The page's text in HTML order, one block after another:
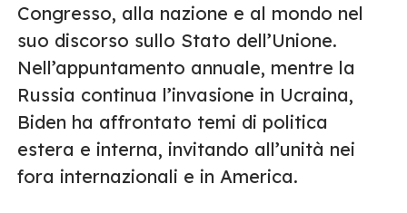
Congresso, alla nazione e al mondo nel
suo discorso sullo Stato dell’Unione.
Nell’appuntamento annuale, mentre la
Russia continua l’invasione in Ucraina,
Biden ha affrontato temi di politica
estera e interna, invitando all’unità nei
fora internazionali e in America.